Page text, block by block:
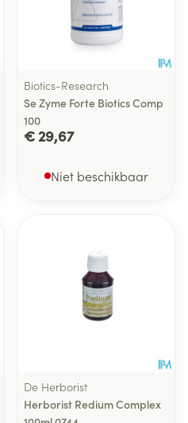
Biotics-Research
Se Zyme Forte Biotics Comp
100
€ 29,67
Niet beschikbaar
De Herborist
Herborist Redium Complex